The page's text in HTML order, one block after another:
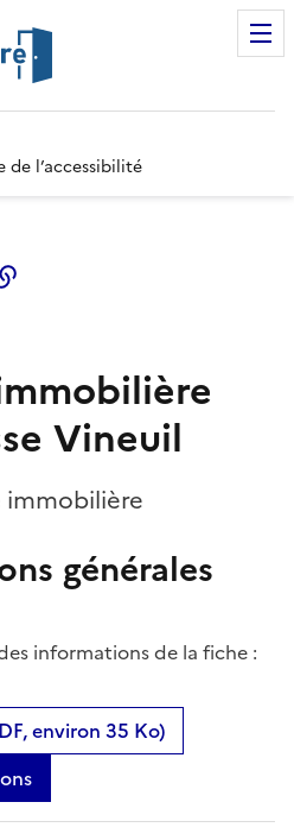
l’accessibilité
Twitter)
Vineuil
immobilière
générales
informations de la fiche :
environ 35 Ko)